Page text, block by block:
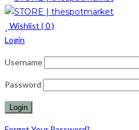
Wishlist (0)
Login
Username
Password